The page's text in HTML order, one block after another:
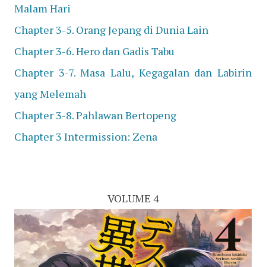
Malam Hari
Chapter 3-5. Orang Jepang di Dunia Lain
Chapter 3-6. Hero dan Gadis Tabu
Chapter 3-7. Masa Lalu, Kegagalan dan Labirin
yang Melemah
Chapter 3-8. Pahlawan Bertopeng
Chapter 3 Intermission: Zena
VOLUME 4